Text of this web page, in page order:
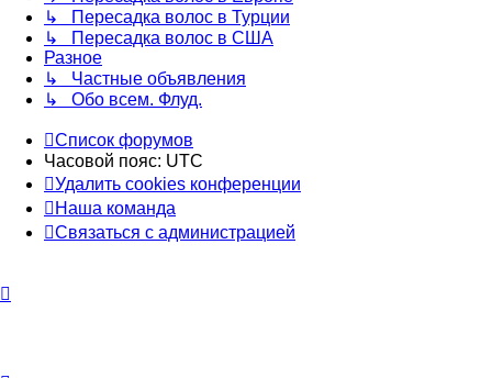
↳ Пересадка волос в Турции
↳ Пересадка волос в США
Разное
↳ Частные объявления
↳ Обо всем. Флуд.
Список форумов
Часовой пояс: UTC
Удалить cookies конференции
Наша команда
Связаться с администрацией